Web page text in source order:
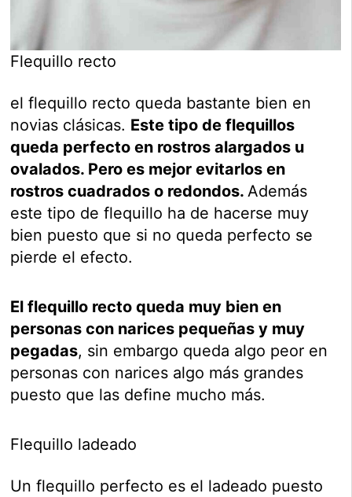
Flequillo recto
el flequillo recto queda bastante bien en
novias clásicas. Este tipo de flequillos
queda perfecto en rostros alargados u
ovalados. Pero es mejor evitarlos en
rostros cuadrados o redondos.Además
este tipo de flequillo ha de hacerse muy
bien puesto que si no queda perfecto se
pierde el efecto.
El flequillo recto queda muy bien en
personas con narices pequeñas y muy
pegadas, sin embargo queda algo peor en
personas con narices algo más grandes
puesto que las define mucho más.
Flequillo ladeado
Un flequillo perfecto es el ladeado puesto